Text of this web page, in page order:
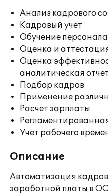
Анализ кадрового
Кадровый учет
Обучение персонала
Оценка и
Оценка
аналитическая
Подбор кадров
Применение
Расчет зарплаты
Учет рабочего
Описание
Автоматизация
заработной платы в